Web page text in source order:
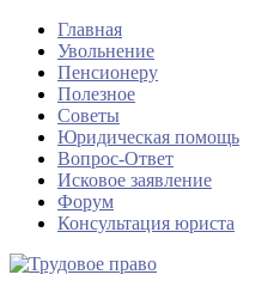
Главная
Увольнение
Пенсионеру
Полезное
Советы
Юридическая помощь
Вопрос-Ответ
Исковое заявление
Форум
Консультация юриста